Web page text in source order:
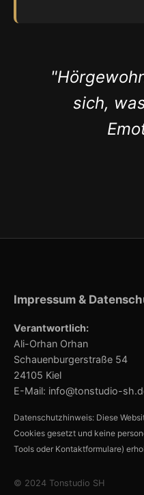
sich,
Impressum &
Verantwortlich:
Ali-Orhan Orhan
Schauenburgerstraße 54
24105 Kiel
E-Mail: info@tonstudio-
Datenschutzhinweis: Diese
Cookies gesetzt und keine
Tools oder Kontaktformulare)
© 2024 Tonstudio SH